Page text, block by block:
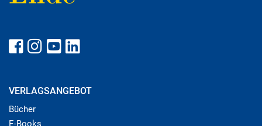
VERLAGSANGEBOT
Bücher
E-Books